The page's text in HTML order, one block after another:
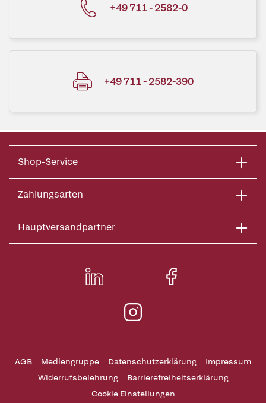
+49 711 - 2582-0
+49 711 - 2582-390
Shop-Service
Zahlungsarten
Hauptversandpartner
AGB Mediengruppe Datenschutzerklärung
Impressum
Widerrufsbelehrung
Barrierefreiheitserklärung
Cookie Einstellungen